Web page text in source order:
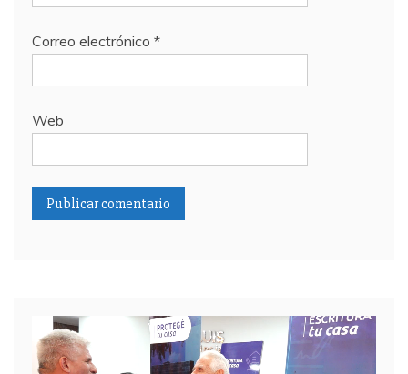
Correo electrónico *
Web
Reproductor
de